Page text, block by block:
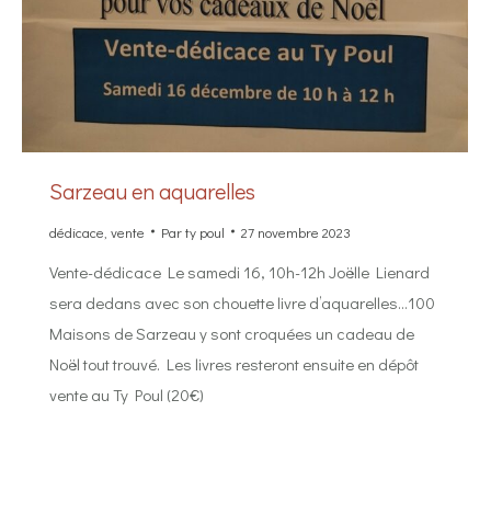
Sarzeau en aquarelles
dédicace vente Party poul 27 novembre 2023
Vente-dédicace Le samedi 16, 10h-12h Joëlle Lienard
sera dedans avec son chouette livre d’aquarelles…100
Maisons de Sarzeau y sont croquées un cadeau de
Noël tout trouvé. Les livres resteront ensuite en dépôt
vente au Ty Poul (20€)